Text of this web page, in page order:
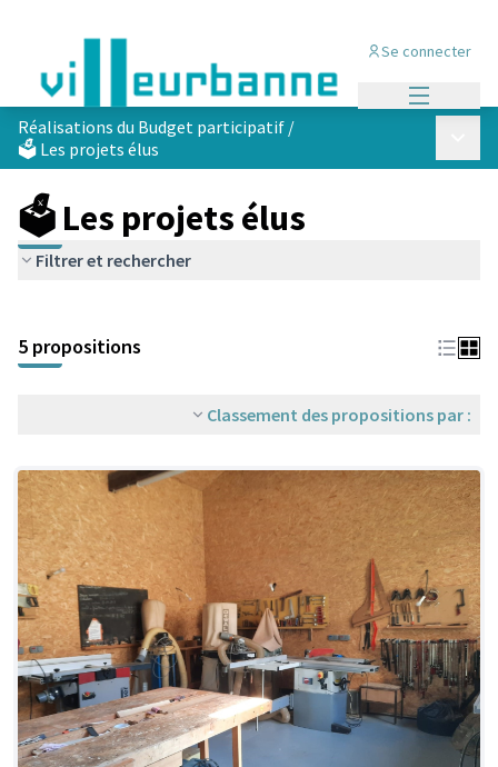
Se connecter
Réalisations du Budget participatif /
🗳️ Les projets élus
🗳️ Les projets élus
Filtrer et rechercher
+
−
5 propositions
Classement des propositions par :